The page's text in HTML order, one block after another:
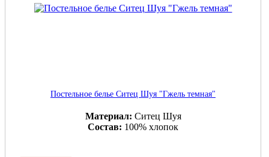
Постельное белье Ситец Шуя "Гжель темная"
Материал: Ситец Шуя
Состав: 100% хлопок